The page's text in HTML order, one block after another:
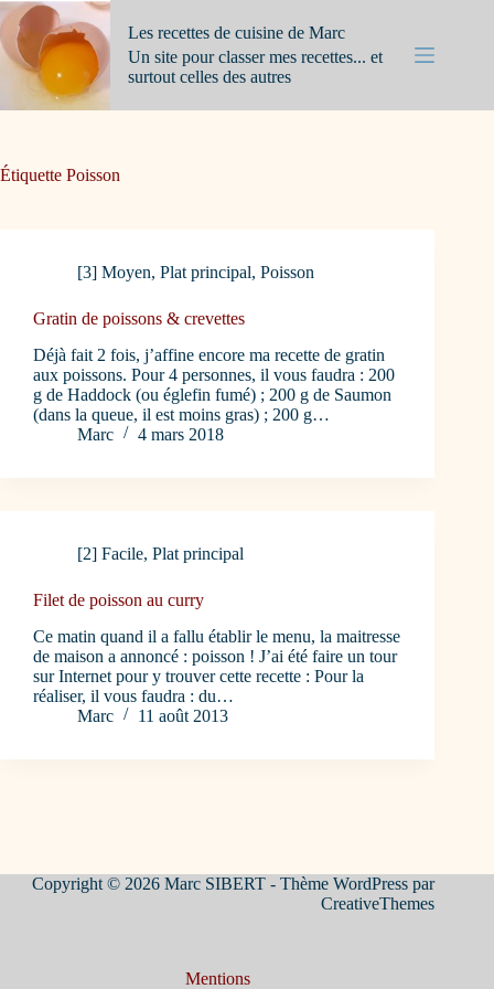
Passer
au
contenu
Les recettes de cuisine de Marc
Un site pour classer mes recettes... et
surtout celles des autres
Étiquette Poisson
[3] Moyen, Plat principal, Poisson
Gratin de poissons & crevettes
Déjà fait 2 fois, j’affine encore ma recette de gratin
aux poissons. Pour 4 personnes, il vous faudra : 200
g de Haddock (ou églefin fumé) ; 200 g de Saumon
(dans la queue, il est moins gras) ; 200 g…
Marc
4 mars 2018
[2] Facile, Plat principal
Filet de poisson au curry
Ce matin quand il a fallu établir le menu, la maitresse
de maison a annoncé : poisson ! J’ai été faire un tour
sur Internet pour y trouver cette recette : Pour la
réaliser, il vous faudra : du…
Marc
11 août 2013
Copyright © 2026 Marc SIBERT - Thème WordPress par
CreativeThemes
Mentions